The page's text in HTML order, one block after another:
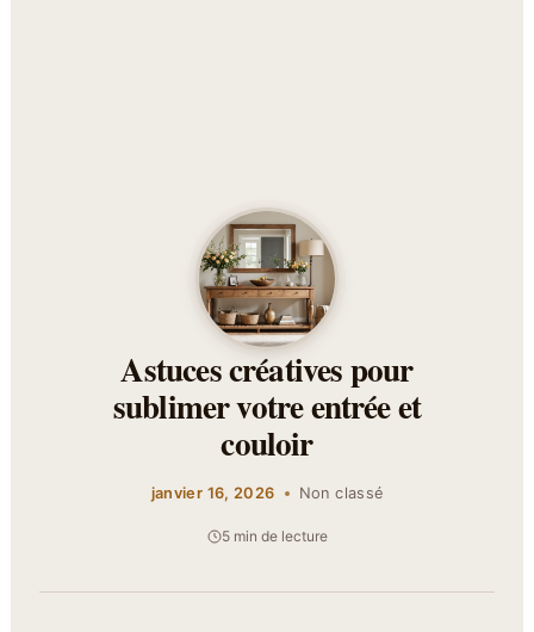
Astuces créatives pour
sublimer votre entrée et
couloir
janvier 16, 2026 Non classé
5 min de lecture